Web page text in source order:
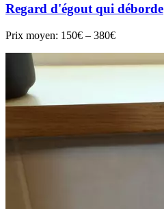
Regard d'égout qui déborde
Prix moyen: 150€ – 380€